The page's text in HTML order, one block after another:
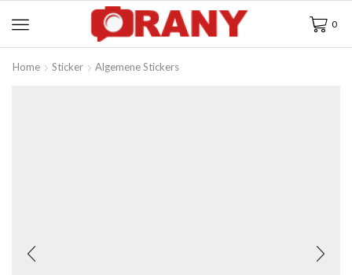
0
Home Sticker Algemene Stickers